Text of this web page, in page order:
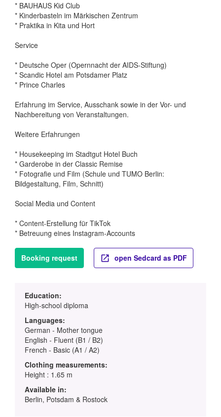
* BAUHAUS Kid Club
* Kinderbasteln im Märkischen Zentrum
* Praktika in Kita und Hort
Service
* Deutsche Oper (Opernnacht der AIDS-Stiftung)
* Scandic Hotel am Potsdamer Platz
* Prince Charles
Erfahrung im Service, Ausschank sowie in der Vor- und
Nachbereitung von Veranstaltungen.
Weitere Erfahrungen
* Housekeeping im Stadtgut Hotel Buch
* Garderobe in der Classic Remise
* Fotografie und Film (Schule und TUMO Berlin:
Bildgestaltung, Film, Schnitt)
Social Media und Content
* Content-Erstellung für TikTok
* Betreuung eines Instagram-Accounts
Booking request open Sedcard as PDF
Education:
High-school diploma
Languages:
German - Mother tongue
English - Fluent (B1 / B2)
French - Basic (A1 / A2)
Clothing measurements:
Height : 1.65 m
Available in:
Berlin, Potsdam & Rostock